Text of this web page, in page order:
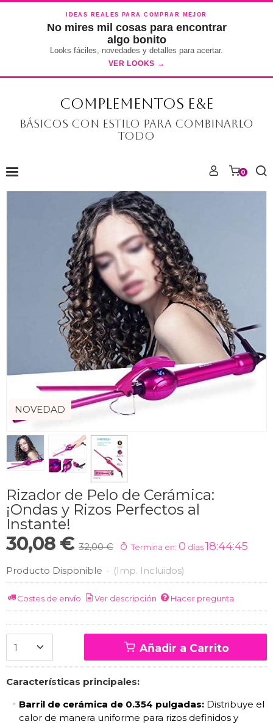
IDEAS REALES PARA COMPRAR MEJOR
No mires mil cosas para encontrar
algo bonito
Looks fáciles, novedades y detalles para acertar.
VER LOOKS →
COMPLEMENTOS E&E
Básicos con estilo para combinarlo
todo
0
NOVEDAD
Rizador de Pelo de Cerámica:
¡Ondas y Rizos Perfectos al
Instante!
30,08 € 32,00 € Termina en: 0 días18:44:44
Producto Disponible - (Imp. Incluidos)
Costes de envío Ver descripción Hacer pregunta
Añadir a Carrito
Características principales:
Barril de cerámica de 0.354 pulgadas: Distribuye el
calor de manera uniforme para rizos definidos y